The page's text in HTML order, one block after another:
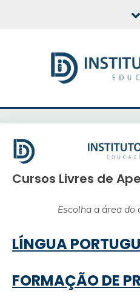
Cursos Livres de
Escolha a área do
LÍNGUA
FORMAÇÃO DE